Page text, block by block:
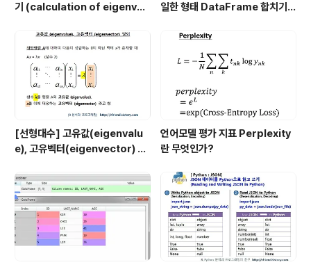
기 (calculation of eigenval
일한 형태 DataFrame 합치기 :
[선형대수] 고유값(eigenvalu
e), 고유벡터(eigenvector) 의
언어모델 평가 지표 Perplexity
란 무엇인가?